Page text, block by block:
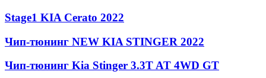
Stage1 KIA Cerato 2022
Чип-тюнинг NEW KIA STINGER 2022
Чип-тюнинг Kia Stinger 3.3T AT 4WD GT